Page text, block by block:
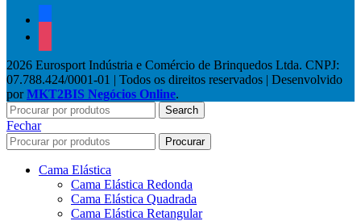
2026 Eurosport Indústria e Comércio de Brinquedos Ltda. CNPJ:
07.788.424/0001-01 | Todos os direitos reservados | Desenvolvido
porMKT2BIS Negócios Online.
Search
Fechar
Procurar
Cama Elástica
Cama Elástica Redonda
Cama Elástica Quadrada
Cama Elástica Retangular